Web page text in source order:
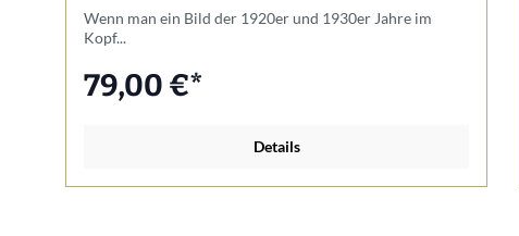
Wenn man ein Bild der 1920er und 1930er Jahre im
Kopf...
79,00 €*
Details